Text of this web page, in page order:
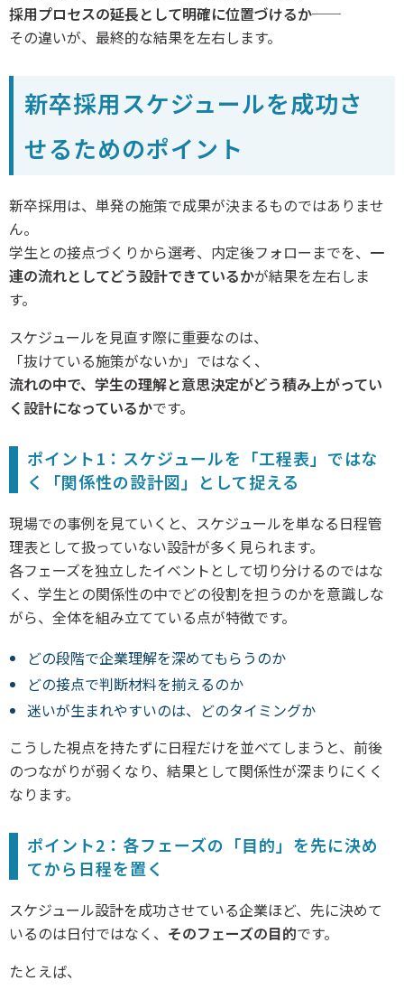
採用プロセスの延長として明確に位置づけるか──
その違いが、最終的な結果を左右します。
新卒採用スケジュールを成功さ
せるためのポイント
新卒採用は、単発の施策で成果が決まるものではありませ
ん。
学生との接点づくりから選考、内定後フォローまでを、 一
連の流れとしてどう設計できているかが結果を左右しま
す。
スケジュールを見直す際に重要なのは、
「抜けている施策がないか」ではなく、
流れの中で、学生の理解と意思決定がどう積み上がってい
く設計になっているかです。
ポイント1：スケジュールを「工程表」ではな
く「関係性の設計図」として捉える
現場での事例を見ていくと、スケジュールを単なる日程管
理表として扱っていない設計が多く見られます。
各フェーズを独立したイベントとして切り分けるのではな
く、学生との関係性の中でどの役割を担うのかを意識しな
がら、全体を組み立てている点が特徴です。
どの段階で企業理解を深めてもらうのか
どの接点で判断材料を揃えるのか
迷いが生まれやすいのは、どのタイミングか
こうした視点を持たずに日程だけを並べてしまうと、前後
のつながりが弱くなり、結果として関係性が深まりにくく
なります。
ポイント2：各フェーズの「目的」を先に決め
てから日程を置く
スケジュール設計を成功させている企業ほど、先に決めて
いるのは日付ではなく、 そのフェーズの目的です。
たとえば、